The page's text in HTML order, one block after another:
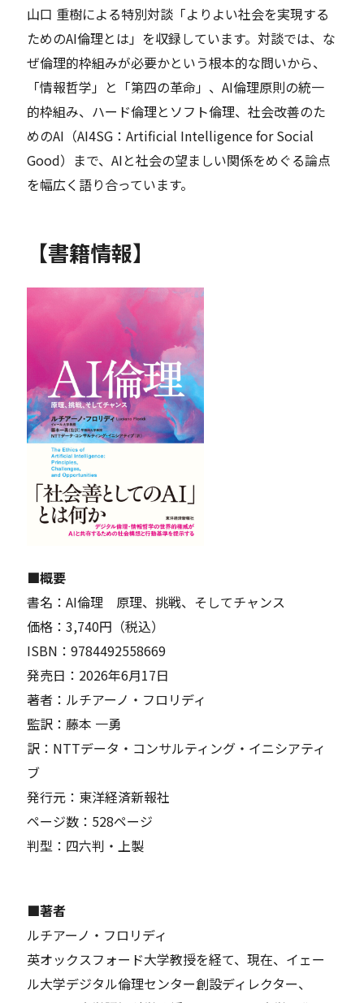
山口 重樹による特別対談「よりよい社会を実現する
ためのAI倫理とは」を収録しています。対談では、な
ぜ倫理的枠組みが必要かという根本的な問いから、
「情報哲学」と「第四の革命」、AI倫理原則の統一
的枠組み、ハード倫理とソフト倫理、社会改善のた
めのAI（AI4SG：Artificial Intelligence for Social
Good）まで、AIと社会の望ましい関係をめぐる論点
を幅広く語り合っています。
【書籍情報】
■概要
書名：AI倫理 原理、挑戦、そしてチャンス
価格：3,740円（税込）
ISBN：9784492558669
発売日：2026年6月17日
著者：ルチアーノ・フロリディ
監訳：藤本 一勇
訳：NTTデータ・コンサルティング・イニシアティ
ブ
発行元：東洋経済新報社
ページ数：528ページ
判型：四六判・上製
■著者
ルチアーノ・フロリディ
英オックスフォード大学教授を経て、現在、イェー
ル大学デジタル倫理センター創設ディレクター、